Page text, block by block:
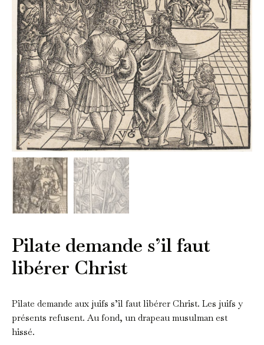
Pilate demande s’il faut
libérer Christ
Pilate demande aux juifs s’il faut libérer Christ. Les juifs y
présents refusent. Au fond, un drapeau musulman est
hissé.